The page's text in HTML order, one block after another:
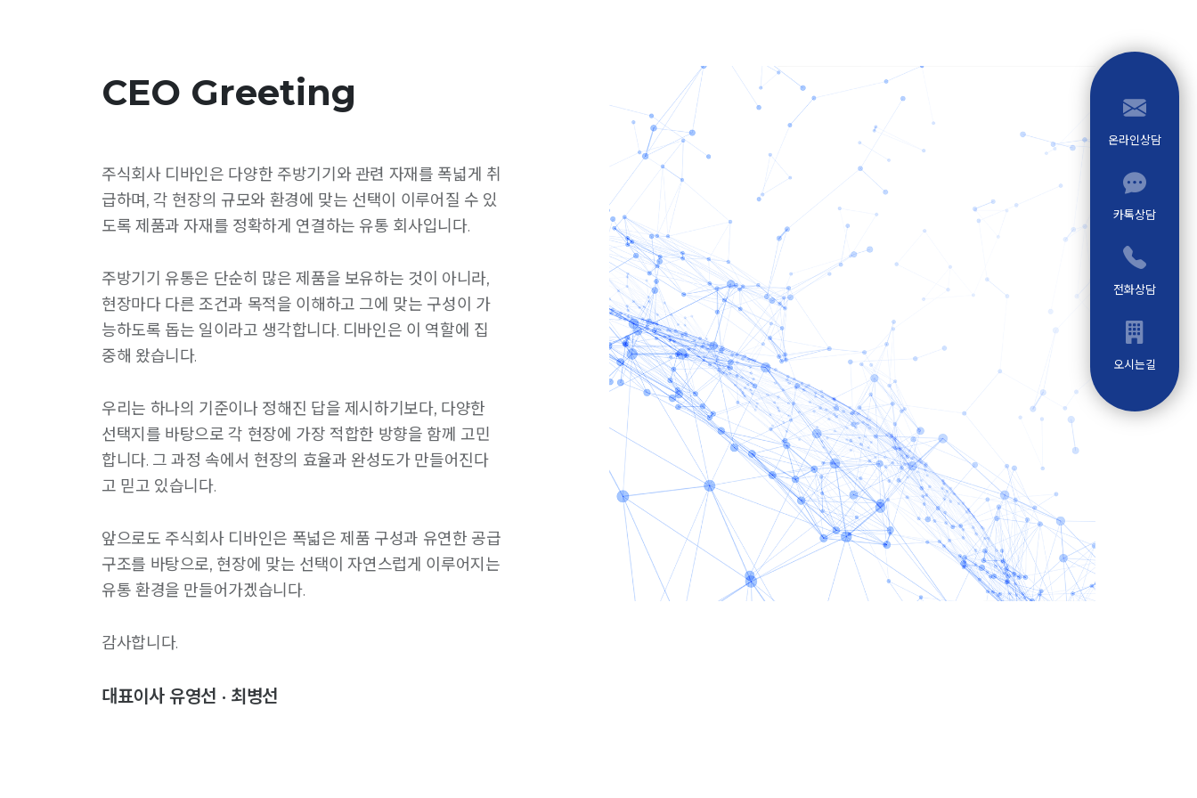
CEO Greeting
주식회사 디바인은 다양한 주방기기와 관련 자재를 폭넓게 취
급하며, 각 현장의 규모와 환경에 맞는 선택이 이루어질 수 있
도록 제품과 자재를 정확하게 연결하는 유통 회사입니다.
주방기기 유통은 단순히 많은 제품을 보유하는 것이 아니라,
현장마다 다른 조건과 목적을 이해하고 그에 맞는 구성이 가
능하도록 돕는 일이라고 생각합니다. 디바인은 이 역할에 집
중해 왔습니다.
우리는 하나의 기준이나 정해진 답을 제시하기보다, 다양한
선택지를 바탕으로 각 현장에 가장 적합한 방향을 함께 고민
합니다. 그 과정 속에서 현장의 효율과 완성도가 만들어진다
고 믿고 있습니다.
앞으로도 주식회사 디바인은 폭넓은 제품 구성과 유연한 공급
구조를 바탕으로, 현장에 맞는 선택이 자연스럽게 이루어지는
유통 환경을 만들어가겠습니다.
감사합니다.
대표이사 유영선 · 최병선
온라인상담
카톡상담
전화상담
오시는길